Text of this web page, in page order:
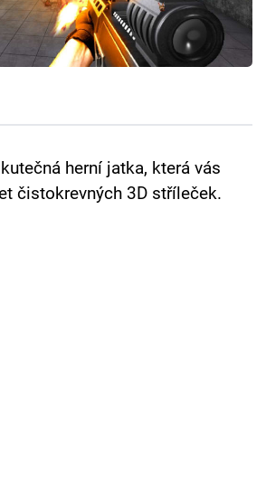
herní jatka, která vás
čistokrevných 3D stříleček.